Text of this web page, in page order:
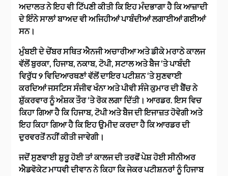
ਅਦਾਲਤ ਨੇ ਇਹ ਵੀ ਟਿੱਪਣੀ ਕੀਤੀ ਕਿ ਇਹ ਮੰਦਭਾਗਾ ਹੈ ਕਿ ਆਜ਼ਾਦੀ
ਦੇ ਇੰਨੇ ਸਾਲਾਂ ਬਾਅਦ ਵੀ ਅਜਿਹੀਆਂ ਪਾਬੰਦੀਆਂ ਲਗਾਈਆਂ ਗਈਆਂ
ਸਨ।
ਮੁੰਬਈ ਦੇ ਚੇਂਬਰ ਸਥਿਤ ਐਨਜੀ ਅਚਾਰੀਆ ਅਤੇ ਡੀਕੇ ਮਰਾਠੇ ਕਾਲਜ
ਵੱਲੋਂ ਬੁਰਕਾ, ਹਿਜਾਬ, ਨਕਾਬ, ਟੋਪੀ, ਸਟਾਲ ਅਤੇ ਬੈਜ ‘ਤੇ ਪਾਬੰਦੀ
ਵਿਰੁੱਧ 9 ਵਿਦਿਆਰਥਣਾਂ ਵੱਲੋਂ ਦਾਇਰ ਪਟੀਸ਼ਨ ‘ਤੇ ਸੁਣਵਾਈ
ਕਰਦਿਆਂ ਜਸਟਿਸ ਸੰਜੀਵ ਖੰਨਾ ਅਤੇ ਪੀਵੀ ਸੰਜੇ ਕੁਮਾਰ ਦੀ ਬੈਂਚ ਨੇ
ਸ਼ੁੱਕਰਵਾਰ ਨੂੰ ਅੰਸ਼ਕ ਤੌਰ ‘ਤੇ ਰੋਕ ਲਗਾ ਦਿੱਤੀ। ਆਰਡਰ. ਇਸ ਵਿਚ
ਕਿਹਾ ਗਿਆ ਹੈ ਕਿ ਹਿਜਾਬ, ਟੋਪੀ ਅਤੇ ਬੈਜ ਦੀ ਇਜਾਜ਼ਤ ਹੋਵੇਗੀ ਅਤੇ
ਇਹ ਕਿਹਾ ਗਿਆ ਹੈ ਕਿ ਇਹ ਉਮੀਦ ਕਰਦਾ ਹੈ ਕਿ ਆਰਡਰ ਦੀ
ਦੁਰਵਰਤੋਂ ਨਹੀਂ ਕੀਤੀ ਜਾਵੇਗੀ।
ਜਦੋਂ ਸੁਣਵਾਈ ਸ਼ੁਰੂ ਹੋਈ ਤਾਂ ਕਾਲਜ ਦੀ ਤਰਫੋਂ ਪੇਸ਼ ਹੋਈ ਸੀਨੀਅਰ
ਐਡਵੋਕੇਟ ਮਾਧਵੀ ਦੀਵਾਨ ਨੇ ਕਿਹਾ ਕਿ ਜੇਕਰ ਪਟੀਸ਼ਨਰਾਂ ਨੂੰ ਹਿਜਾਬ